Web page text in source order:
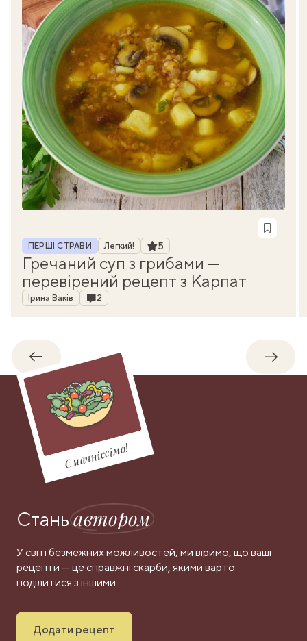
Рубрика
ПЕРШІ СТРАВИ Легкий! Рейтинг
5
Гречаний суп з грибами —
перевірений рецепт з Карпат
Автор
Ірина Ваків Коментарі
2
Назад
Смачніссімо!
Станьавтором
У світі безмежних можливостей, ми віримо, що ваші
рецепти — це справжні скарби, якими варто
поділитися з іншими.
Додати рецепт